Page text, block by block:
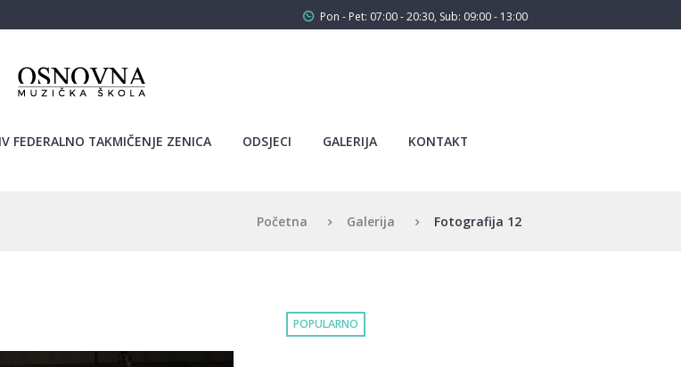
Pon - Pet: 07:00 - 20:30, Sub: 09:00 - 13:00
FEDERALNO TAKMIČENJE ZENICA ODSJECI GALERIJA KONTAKT
Početna Galerija Fotografija 12
POPULARNO